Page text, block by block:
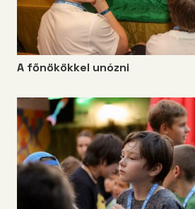
A főnökökkel unózni